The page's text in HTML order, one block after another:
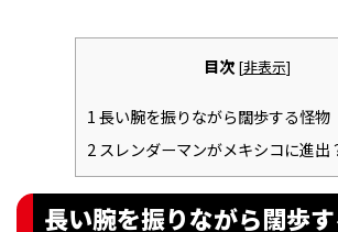
目次 [非表示]
1長い腕を振りながら闊歩する怪物
2スレンダーマンがメキシコに進出
長い腕を振りながら闊歩